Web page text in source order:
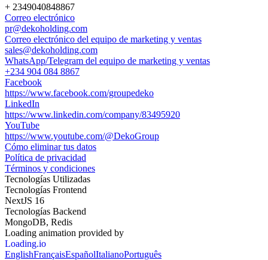
+ 2349040848867
Correo electrónico
pr@dekoholding.com
Correo electrónico del equipo de marketing y ventas
sales@dekoholding.com
WhatsApp/Telegram del equipo de marketing y ventas
+234 904 084 8867
Facebook
https://www.facebook.com/groupedeko
LinkedIn
https://www.linkedin.com/company/83495920
YouTube
https://www.youtube.com/@DekoGroup
Cómo eliminar tus datos
Política de privacidad
Términos y condiciones
Tecnologías Utilizadas
Tecnologías Frontend
NextJS 16
Tecnologías Backend
MongoDB, Redis
Loading animation provided by
Loading.io
EnglishFrançaisEspañolItalianoPortuguês